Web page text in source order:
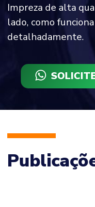
Impreza de alta
lado, como
detalhadamente.